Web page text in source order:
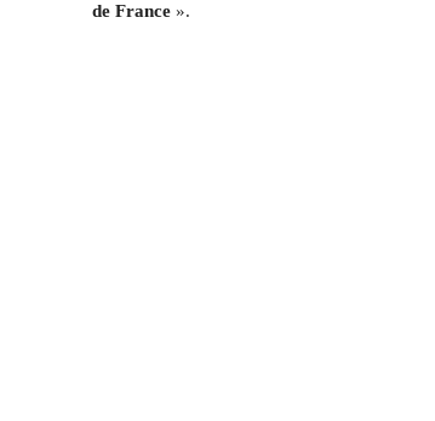
de France ».